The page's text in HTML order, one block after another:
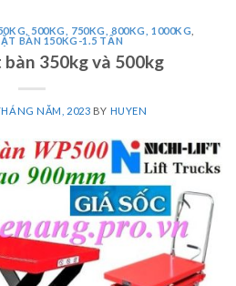
500KG, 750KG, 800KG, 1000KG
BÀN 150KG-1.5 TẤN
350kg và 500kg
NĂM, 2023 BY HUYEN